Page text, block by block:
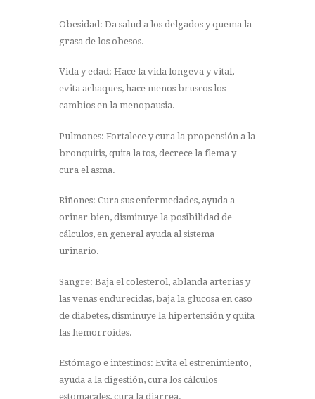
Obesidad: Da salud a los delgados y quema la
grasa de los obesos.
Vida y edad: Hace la vida longeva y vital,
evita achaques, hace menos bruscos los
cambios en la menopausia.
Pulmones: Fortalece y cura la propensión a la
bronquitis, quita la tos, decrece la flema y
cura el asma.
Riñones: Cura sus enfermedades, ayuda a
orinar bien, disminuye la posibilidad de
cálculos, en general ayuda al sistema
urinario.
Sangre: Baja el colesterol, ablanda arterias y
las venas endurecidas, baja la glucosa en caso
de diabetes, disminuye la hipertensión y quita
las hemorroides.
Estómago e intestinos: Evita el estreñimiento,
ayuda a la digestión, cura los cálculos
estomacales, cura la diarrea.